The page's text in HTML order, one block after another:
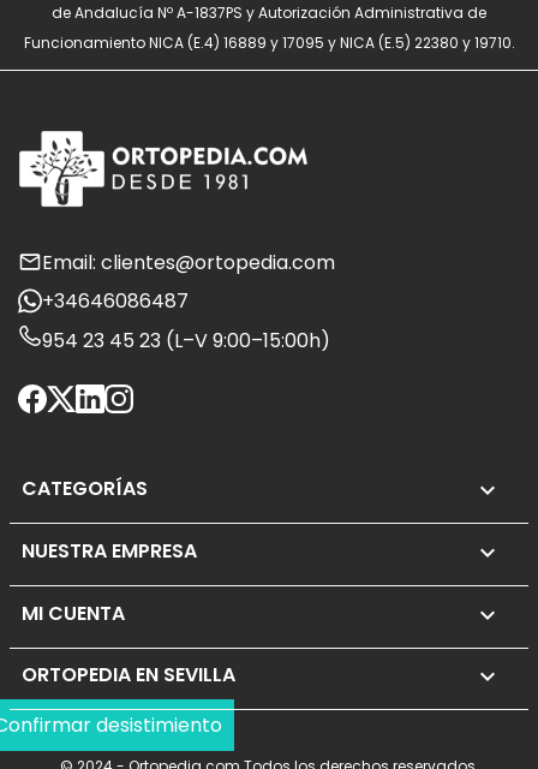
de Andalucía Nº A-1837PS y Autorización Administrativa de
Funcionamiento NICA (E.4) 16889 y 17095 y NICA (E.5) 22380 y 19710.
Email: clientes@ortopedia.com
+34646086487
954 23 45 23 (L–V 9:00–15:00h)
CATEGORÍAS 
NUESTRA EMPRESA 
MI CUENTA 
ORTOPEDIA EN SEVILLA keyboard_arrow_down
desistimiento